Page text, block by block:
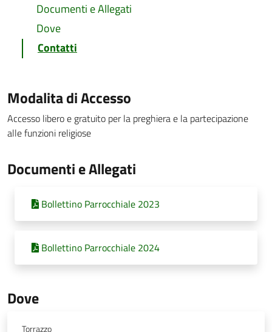
Documenti e Allegati
Dove
Contatti
Modalita di Accesso
Accesso libero e gratuito per la preghiera e la partecipazione
alle funzioni religiose
Documenti e Allegati
Bollettino Parrocchiale 2023
Bollettino Parrocchiale 2024
Dove
Torrazzo